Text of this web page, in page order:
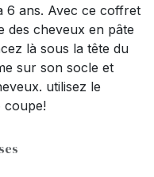
6 ans. Avec ce coffret
des cheveux en pâte
là sous la tête du
sur son socle et
utilisez le
coupe!